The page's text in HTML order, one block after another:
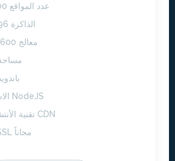
عدد المواقع 100 موقع ويب
الذاكرة 4096 ميجا رام
معالج 15600 ميجا هرتز
الاستضافة تدعم NodeJS
تقنية الأنتشار الجغرافي CDN
شهادة أمان SSL مجاناً